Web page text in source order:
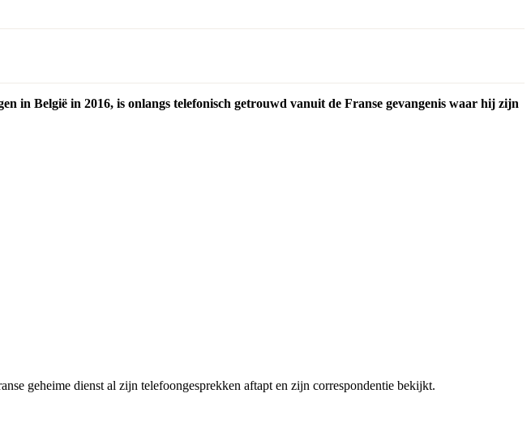
in België in 2016, is onlangs telefonisch getrouwd vanuit de Franse gevangenis waar hij zijn
geheime dienst al zijn telefoongesprekken aftapt en zijn correspondentie bekijkt.